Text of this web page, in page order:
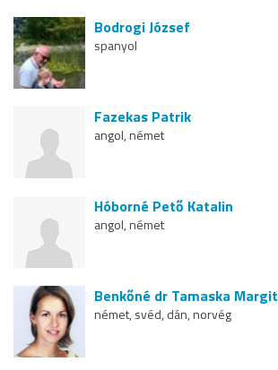
Bodrogi József
spanyol
Fazekas Patrik
angol, német
Hóborné Pető Katalin
angol, német
Benkőné dr Tamaska Margit
német, svéd, dán, norvég